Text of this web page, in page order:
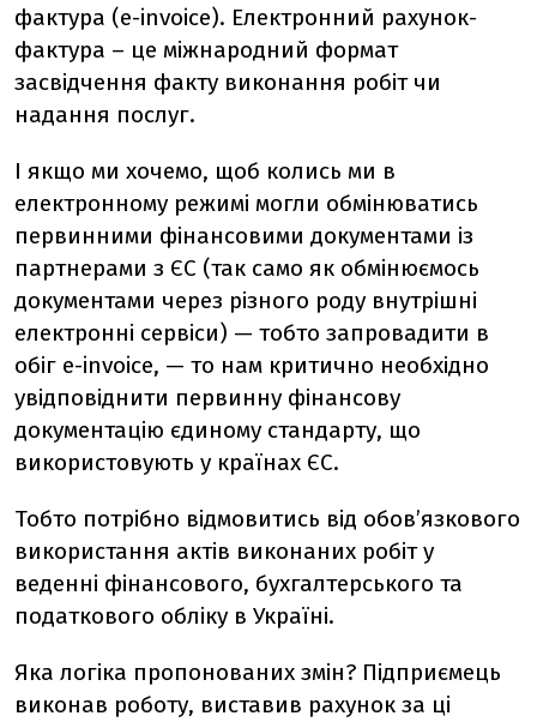
фактура (e-invoice). Електронний рахунок-
фактура – це міжнародний формат
засвідчення факту виконання робіт чи
надання послуг.
І якщо ми хочемо, щоб колись ми в
електронному режимі могли обмінюватись
первинними фінансовими документами із
партнерами з ЄС (так само як обмінюємось
документами через різного роду внутрішні
електронні сервіси) — тобто запровадити в
обіг e-invoice, — то нам критично необхідно
увідповіднити первинну фінансову
документацію єдиному стандарту, що
використовують у країнах ЄС.
Тобто потрібно відмовитись від обов’язкового
використання актів виконаних робіт у
веденні фінансового, бухгалтерського та
податкового обліку в Україні.
Яка логіка пропонованих змін? Підприємець
виконав роботу, виставив рахунок за ці